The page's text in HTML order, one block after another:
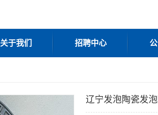
关于我们 招聘中心
辽宁发泡陶瓷发